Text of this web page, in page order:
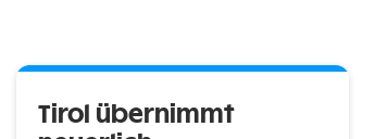
Tirol übernimmt